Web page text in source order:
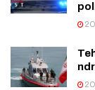
2
2